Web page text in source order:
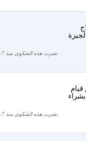
نشرت هذه الشكوى منذ 7 سنة
قيام
نشرت هذه الشكوى منذ 7 سنة